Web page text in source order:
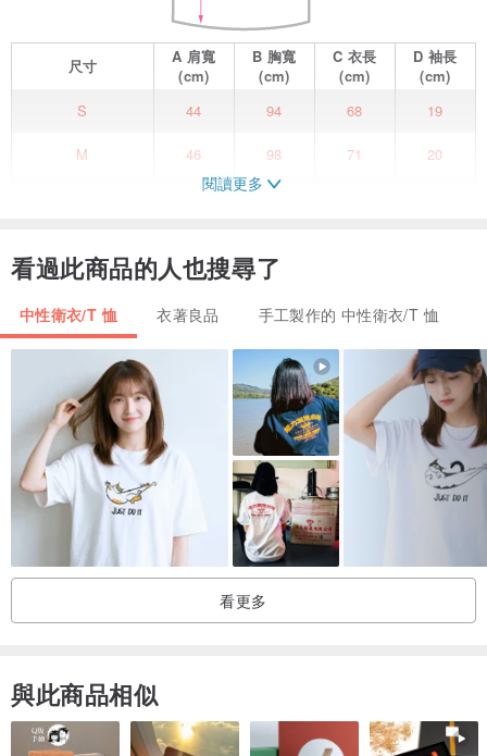
尺寸 A 肩寬
(cm)
B 胸寬
(cm)
C衣長
(cm)
D袖長
(cm)
S
44 94 68 19
M 46 98 71 20
對失敗的定義有很多種
我們覺得上面的解釋是聽著最讓人舒服的一種
還是其實並不是？
算了，隨便啦
反正就是失敗了
We failed, yay ☺
★模特兒身高 163 公分、體重 49 公斤，著用 L 號
<商品特色>
- 每件 T 恤的圖案皆為手工印製
- 採用美國傳統無接縫圓筒剪裁
閱讀更多
看過此商品的人也搜尋了
中性衛衣/T 恤 衣著良品 手工製作的 中性衛衣/T 恤
看更多
與此商品相似